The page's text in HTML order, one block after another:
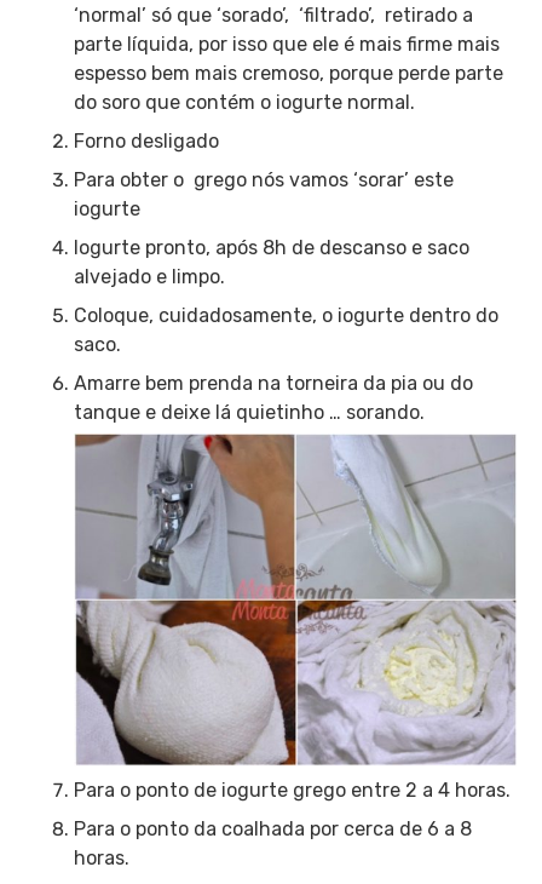
‘normal’ só que ‘sorado’, ‘filtrado’, retirado a
parte líquida, por isso que ele é mais firme mais
espesso bem mais cremoso, porque perde parte
do soro que contém o iogurte normal.
Forno desligado
Para obter o grego nós vamos ‘sorar’ este
iogurte
Iogurte pronto, após 8h de descanso e saco
alvejado e limpo.
Coloque, cuidadosamente, o iogurte dentro do
saco.
Amarre bem prenda na torneira da pia ou do
tanque e deixe lá quietinho … sorando.
Para o ponto de iogurte grego entre 2 a 4 horas.
Para o ponto da coalhada por cerca de 6 a 8
horas.